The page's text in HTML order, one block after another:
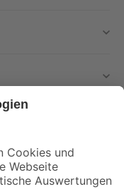
mehr verpassen!